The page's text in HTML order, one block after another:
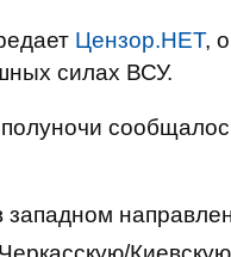
Цензор.НЕТ,
силах ВСУ.
западном